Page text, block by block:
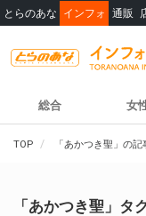
とらのあな インフォ 通販
総合 女
TOP 「あかつき聖」の
「あかつき聖」タ